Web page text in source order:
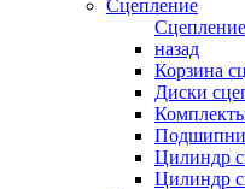
Сцепление
Сцепление
назад
Корзина
Диски
Цилиндр
Цилиндр